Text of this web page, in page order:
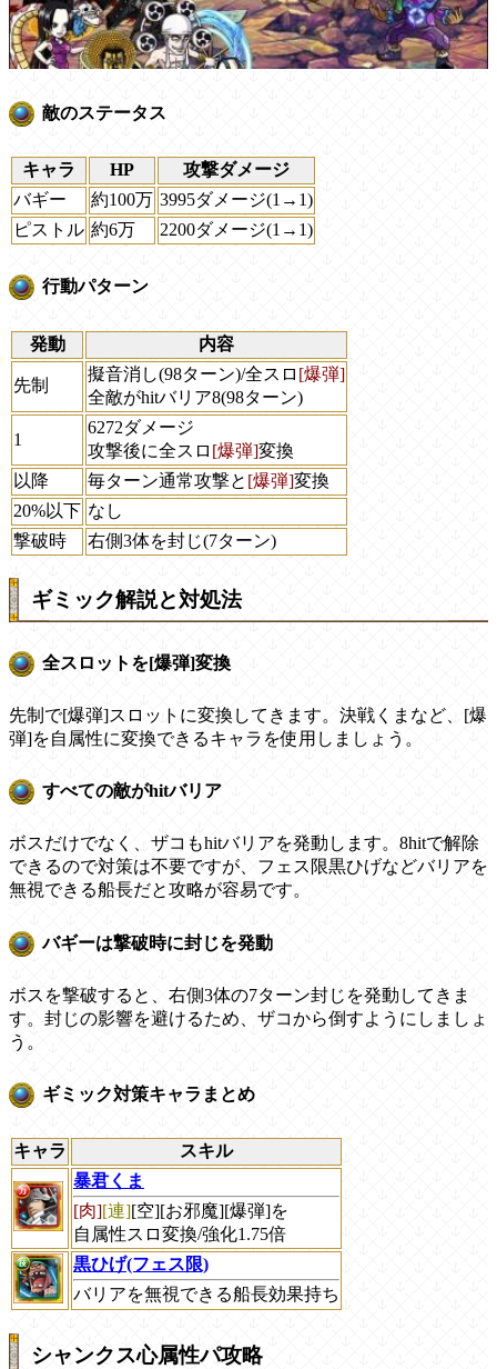
敵のステータス
キャラ HP
攻撃ダメージ
バギー
約100万 3995ダメージ(1→1)
ピストル 約6万 2200ダメージ(1→1)
行動パターン
発動 内容
先制
擬音消し(98ターン)/全スロ [爆弾]
全敵がhitバリア8(98ターン)
1
6272ダメージ
攻撃後に全スロ [爆弾]変換
以降
毎ターン通常攻撃と [爆弾]変換
20%以下 なし
撃破時
右側3体を封じ(7ターン)
ギミック解説と対処法
全スロットを[爆弾]変換
先制で[爆弾]スロットに変換してきます。決戦くまなど、[爆
弾]を自属性に変換できるキャラを使用しましょう。
すべての敵がhitバリア
ボスだけでなく、ザコもhitバリアを発動します。8hitで解除
できるので対策は不要ですが、フェス限黒ひげなどバリアを
無視できる船長だと攻略が容易です。
バギーは撃破時に封じを発動
ボスを撃破すると、右側3体の7ターン封じを発動してきま
す。封じの影響を避けるため、ザコから倒すようにしましょ
う。
ギミック対策キャラまとめ
キャラ
スキル
暴君くま
[肉][連][空][お邪魔][爆弾]を
自属性スロ変換/強化1.75倍
黒ひげ(フェス限)
バリアを無視できる船長効果持ち
シャンクス心属性パ攻略